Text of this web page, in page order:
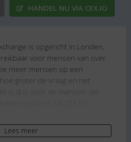
HANDEL NU VIA CEX.IO
is opgericht in Londen,
voor mensen van over
meer mensen op een
groter de vraag en het
is dus voor de mensen die
verschillende relevante
zoals het aanbod van de
Lees meer